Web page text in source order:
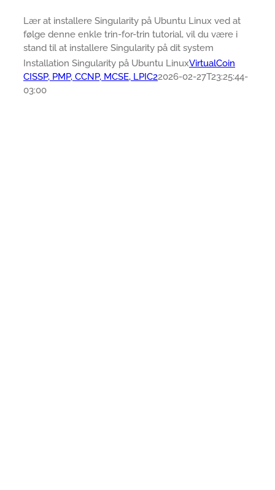
Lær at installere Singularity på Ubuntu Linux ved at
følge denne enkle trin-for-trin tutorial, vil du være i
stand til at installere Singularity på dit system
Installation Singularity på Ubuntu LinuxVirtualCoin
CISSP, PMP, CCNP, MCSE, LPIC22026-02-27T23:25:44-
03:00